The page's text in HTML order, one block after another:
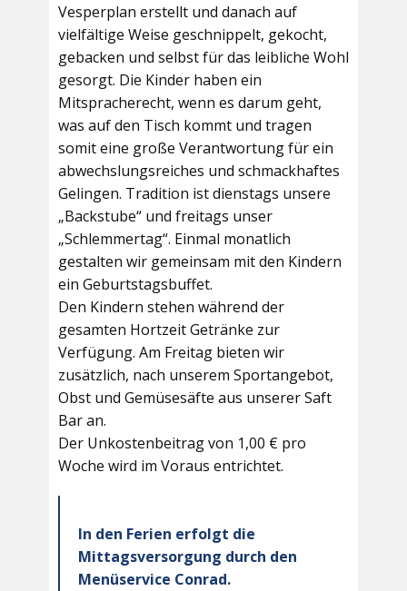
Vesperplan erstellt und danach auf
vielfältige Weise geschnippelt, gekocht,
gebacken und selbst für das leibliche Wohl
gesorgt. Die Kinder haben ein
Mitspracherecht, wenn es darum geht,
was auf den Tisch kommt und tragen
somit eine große Verantwortung für ein
abwechslungsreiches und schmackhaftes
Gelingen. Tradition ist dienstags unsere
„Backstube“ und freitags unser
„Schlemmertag“. Einmal monatlich
gestalten wir gemeinsam mit den Kindern
ein Geburtstagsbuffet.
Den Kindern stehen während der
gesamten Hortzeit Getränke zur
Verfügung. Am Freitag bieten wir
zusätzlich, nach unserem Sportangebot,
Obst und Gemüsesäfte aus unserer Saft
Bar an.
Der Unkostenbeitrag von 1,00 € pro
Woche wird im Voraus entrichtet.
In den Ferien erfolgt die
Mittagsversorgung durch den
Menüservice Conrad.